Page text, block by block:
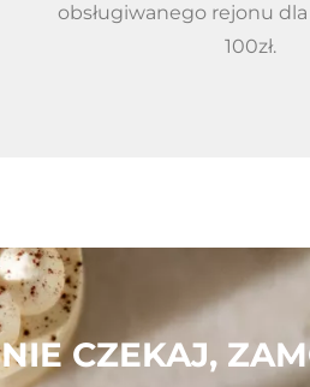
obsługiwanego rejonu
100zł.
NIE CZEKAJ,